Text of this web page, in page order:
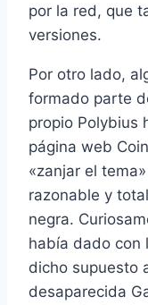
por la red, que
versiones.
Por otro lado,
formado parte
propio Polybius
página web
«zanjar el
razonable y
negra.
habí­a dado con
dicho supuesto
desaparecida